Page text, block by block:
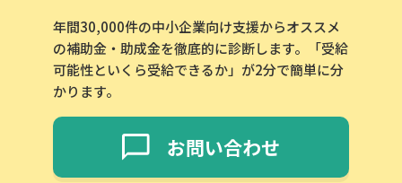
年間30,000件の中小企業向け支援からオススメ
の補助金・助成金を徹底的に診断します。「受給
可能性といくら受給できるか」が2分で簡単に分
かります。
お問い合わせ